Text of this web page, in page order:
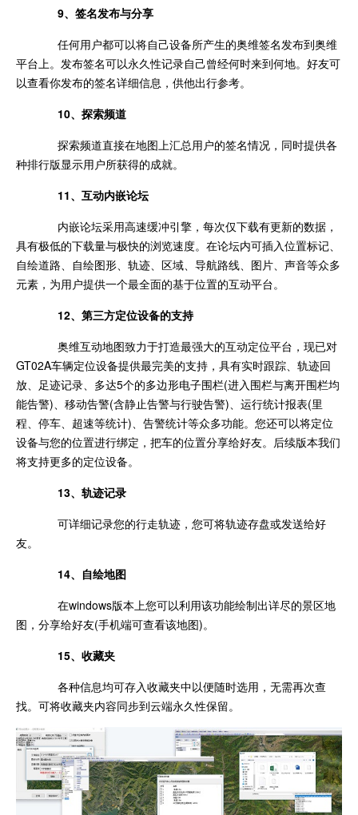
9、签名发布与分享
任何用户都可以将自己设备所产生的奥维签名发布到奥维
平台上。发布签名可以永久性记录自己曾经何时来到何地。好友可
以查看你发布的签名详细信息，供他出行参考。
10、探索频道
探索频道直接在地图上汇总用户的签名情况，同时提供各
种排行版显示用户所获得的成就。
11、互动内嵌论坛
内嵌论坛采用高速缓冲引擎，每次仅下载有更新的数据，
具有极低的下载量与极快的浏览速度。在论坛内可插入位置标记、
自绘道路、自绘图形、轨迹、区域、导航路线、图片、声音等众多
元素，为用户提供一个最全面的基于位置的互动平台。
12、第三方定位设备的支持
奥维互动地图致力于打造最强大的互动定位平台，现已对
GT02A车辆定位设备提供最完美的支持，具有实时跟踪、轨迹回
放、足迹记录、多达5个的多边形电子围栏(进入围栏与离开围栏均
能告警)、移动告警(含静止告警与行驶告警)、运行统计报表(里
程、停车、超速等统计)、告警统计等众多功能。您还可以将定位
设备与您的位置进行绑定，把车的位置分享给好友。后续版本我们
将支持更多的定位设备。
13、轨迹记录
可详细记录您的行走轨迹，您可将轨迹存盘或发送给好
友。
14、自绘地图
在windows版本上您可以利用该功能绘制出详尽的景区地
图，分享给好友(手机端可查看该地图)。
15、收藏夹
各种信息均可存入收藏夹中以便随时选用，无需再次查
找。可将收藏夹内容同步到云端永久性保留。